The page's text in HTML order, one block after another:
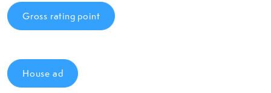
Gross rating point
House ad